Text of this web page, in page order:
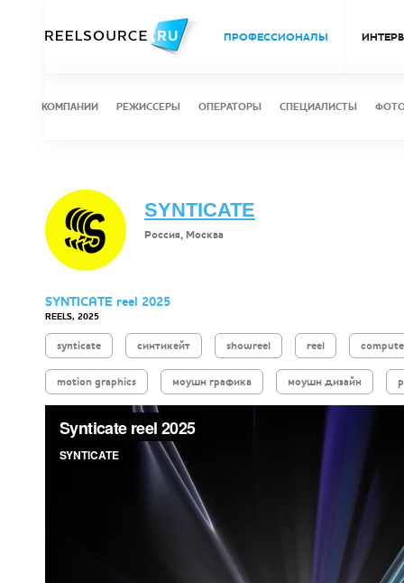
ПРОФЕССИОНАЛЫ
КОМПАНИИ РЕЖИССЕРЫ ОПЕРАТОРЫ СПЕЦИАЛИСТЫ
SYNTICATE
Россия, Москва
SYNTICATE reel 2025
REELS, 2025
synticate синтикейт showreel reel
motion graphics моушн графика моушн дизайн